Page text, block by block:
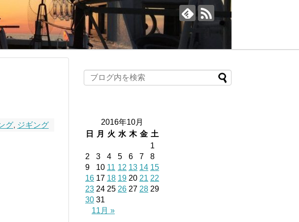
グ, ジギング
2016年10月
日
月 火 水 木 金 土
1
2
3 4 5 6 7
8
9
10 11 12 13 14 15
16 17 18 19 20 21 22
23 24 25 26 27 28 29
30 31
11月 »